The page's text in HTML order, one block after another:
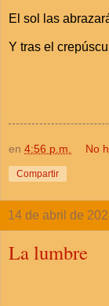
El sol las
Y tras el
en 4:56 p.m. No
Compartir
14 de abril de
La lumbre